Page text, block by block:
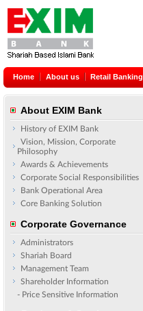
Home About us Retail Banking
About EXIM Bank
History of EXIM Bank
Vision, Mission, Corporate
Philosophy
Awards & Achievements
Corporate Social Responsibilities
Bank Operational Area
Core Banking Solution
Corporate Governance
Administrators
Shariah Board
Management Team
Shareholder Information
- Price Sensitive Information